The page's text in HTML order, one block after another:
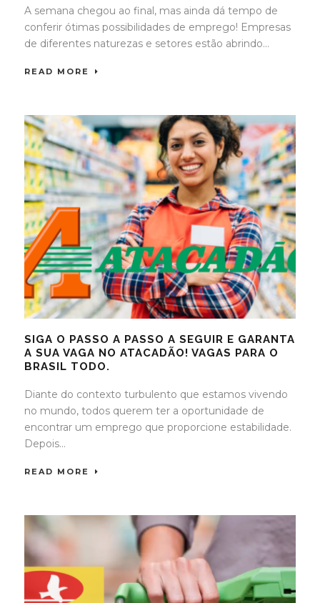
A semana chegou ao final, mas ainda dá tempo de
conferir ótimas possibilidades de emprego! Empresas
de diferentes naturezas e setores estão abrindo...
READ MORE
SIGA O PASSO A PASSO A SEGUIR E GARANTA
A SUA VAGA NO ATACADÃO! VAGAS PARA O
BRASIL TODO.
Diante do contexto turbulento que estamos vivendo
no mundo, todos querem ter a oportunidade de
encontrar um emprego que proporcione estabilidade.
Depois...
READ MORE